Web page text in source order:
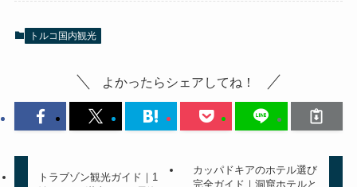
トルコ国内観光
よかったらシェアしてね！
トラブゾン観光ガイド｜1
カッパドキアのホテル選び
完全ガイド｜洞窟ホテルと